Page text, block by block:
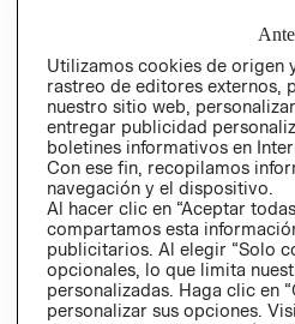
Colombia ($)
CAMBIAR REGIÓN
Utilizamos cookies de origen
rastreo de editores externos,
nuestro sitio web,
entregar publicidad
boletines informativos en
Con ese fin, recopilamos
navegación y el dispositivo.
Al hacer clic en “Aceptar
compartamos esta
publicitarios. Al elegir “Solo
opcionales, lo que limita
personalizadas. Haga clic en
personalizar sus opciones.